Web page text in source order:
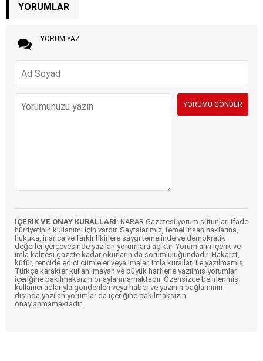
YORUMLAR
YORUM YAZ
İÇERİK VE ONAY KURALLARI: KARAR Gazetesi yorum sütunları ifade
hürriyetinin kullanımı için vardır. Sayfalarımız, temel insan haklarına,
hukuka, inanca ve farklı fikirlere saygı temelinde ve demokratik
değerler çerçevesinde yazılan yorumlara açıktır. Yorumların içerik ve
imla kalitesi gazete kadar okurların da sorumluluğundadır. Hakaret,
küfür, rencide edici cümleler veya imalar, imla kuralları ile yazılmamış,
Türkçe karakter kullanılmayan ve büyük harflerle yazılmış yorumlar
içeriğine bakılmaksızın onaylanmamaktadır. Özensizce belirlenmiş
kullanıcı adlarıyla gönderilen veya haber ve yazının bağlamının
dışında yazılan yorumlar da içeriğine bakılmaksızın
onaylanmamaktadır.